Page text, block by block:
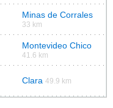
Minas de Corrales
33 km
Montevideo Chico
41.6 km
Clara 49.9 km